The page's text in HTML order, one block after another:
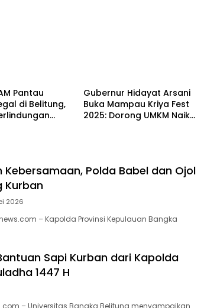
Pantau
di Belitung,
Gubernur Hidayat Arsani
Buka Mampau Kriya Fest
2025: Dorong UMKM Naik
Kebersamaan, Polda Babel dan Ojol
Kurban
2026
– Kapolda Provinsi Kepulauan Bangka
Sapi Kurban dari Kapolda
1447 H